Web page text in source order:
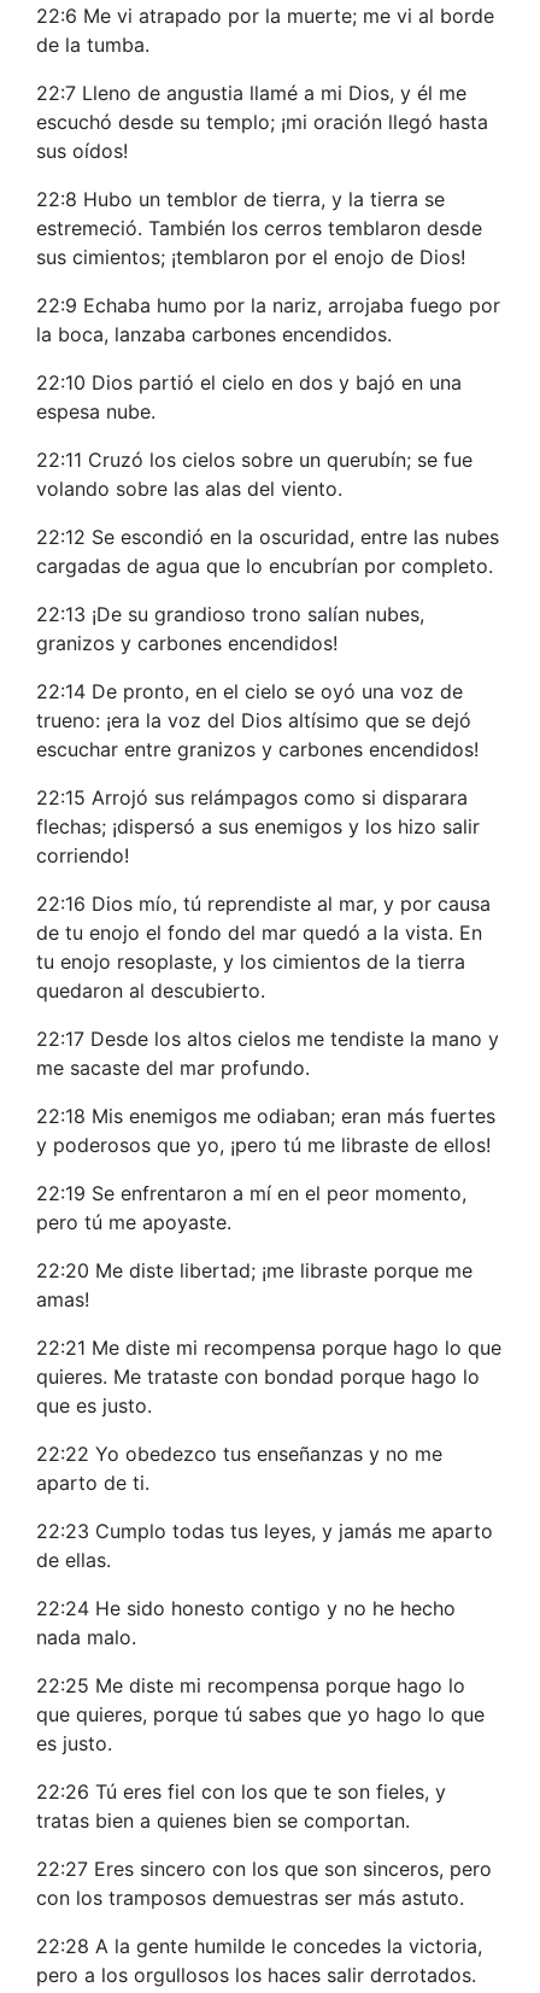
22:6 Me vi atrapado por la muerte; me vi al borde
de la tumba.
22:7 Lleno de angustia llamé a mi Dios, y él me
escuchó desde su templo; ¡mi oración llegó hasta
sus oídos!
22:8 Hubo un temblor de tierra, y la tierra se
estremeció. También los cerros temblaron desde
sus cimientos; ¡temblaron por el enojo de Dios!
22:9 Echaba humo por la nariz, arrojaba fuego por
la boca, lanzaba carbones encendidos.
22:10 Dios partió el cielo en dos y bajó en una
espesa nube.
22:11 Cruzó los cielos sobre un querubín; se fue
volando sobre las alas del viento.
22:12 Se escondió en la oscuridad, entre las nubes
cargadas de agua que lo encubrían por completo.
22:13 ¡De su grandioso trono salían nubes,
granizos y carbones encendidos!
22:14 De pronto, en el cielo se oyó una voz de
trueno: ¡era la voz del Dios altísimo que se dejó
escuchar entre granizos y carbones encendidos!
22:15 Arrojó sus relámpagos como si disparara
flechas; ¡dispersó a sus enemigos y los hizo salir
corriendo!
22:16 Dios mío, tú reprendiste al mar, y por causa
de tu enojo el fondo del mar quedó a la vista. En
tu enojo resoplaste, y los cimientos de la tierra
quedaron al descubierto.
22:17 Desde los altos cielos me tendiste la mano y
me sacaste del mar profundo.
22:18 Mis enemigos me odiaban; eran más fuertes
y poderosos que yo, ¡pero tú me libraste de ellos!
22:19 Se enfrentaron a mí en el peor momento,
pero tú me apoyaste.
22:20 Me diste libertad; ¡me libraste porque me
amas!
22:21 Me diste mi recompensa porque hago lo que
quieres. Me trataste con bondad porque hago lo
que es justo.
22:22 Yo obedezco tus enseñanzas y no me
aparto de ti.
22:23 Cumplo todas tus leyes, y jamás me aparto
de ellas.
22:24 He sido honesto contigo y no he hecho
nada malo.
22:25 Me diste mi recompensa porque hago lo
que quieres, porque tú sabes que yo hago lo que
es justo.
22:26 Tú eres fiel con los que te son fieles, y
tratas bien a quienes bien se comportan.
22:27 Eres sincero con los que son sinceros, pero
con los tramposos demuestras ser más astuto.
22:28 A la gente humilde le concedes la victoria,
pero a los orgullosos los haces salir derrotados.